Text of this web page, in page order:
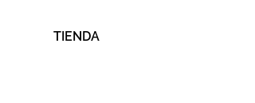
TIENDA